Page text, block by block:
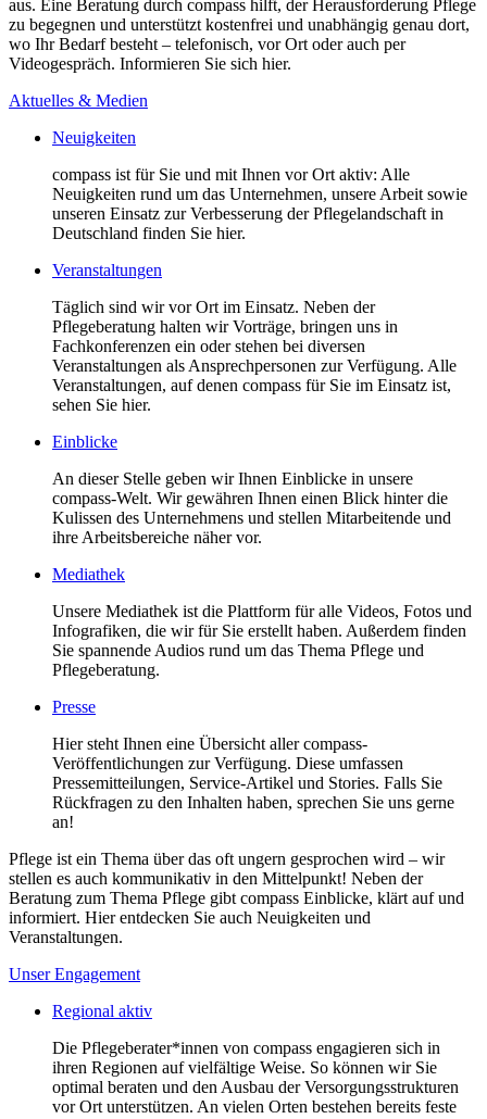
aus. Eine Beratung durch compass hilft, der Herausforderung Pflege
zu begegnen und unterstützt kostenfrei und unabhängig genau dort,
wo Ihr Bedarf besteht – telefonisch, vor Ort oder auch per
Videogespräch. Informieren Sie sich hier.
Aktuelles & Medien
Neuigkeiten
compass ist für Sie und mit Ihnen vor Ort aktiv: Alle
Neuigkeiten rund um das Unternehmen, unsere Arbeit sowie
unseren Einsatz zur Verbesserung der Pflegelandschaft in
Deutschland finden Sie hier.
Veranstaltungen
Täglich sind wir vor Ort im Einsatz. Neben der
Pflegeberatung halten wir Vorträge, bringen uns in
Fachkonferenzen ein oder stehen bei diversen
Veranstaltungen als Ansprechpersonen zur Verfügung. Alle
Veranstaltungen, auf denen compass für Sie im Einsatz ist,
sehen Sie hier.
Einblicke
An dieser Stelle geben wir Ihnen Einblicke in unsere
compass-Welt. Wir gewähren Ihnen einen Blick hinter die
Kulissen des Unternehmens und stellen Mitarbeitende und
ihre Arbeitsbereiche näher vor.
Mediathek
Unsere Mediathek ist die Plattform für alle Videos, Fotos und
Infografiken, die wir für Sie erstellt haben. Außerdem finden
Sie spannende Audios rund um das Thema Pflege und
Pflegeberatung.
Presse
Hier steht Ihnen eine Übersicht aller compass-
Veröffentlichungen zur Verfügung. Diese umfassen
Pressemitteilungen, Service-Artikel und Stories. Falls Sie
Rückfragen zu den Inhalten haben, sprechen Sie uns gerne
an!
Pflege ist ein Thema über das oft ungern gesprochen wird – wir
stellen es auch kommunikativ in den Mittelpunkt! Neben der
Beratung zum Thema Pflege gibt compass Einblicke, klärt auf und
informiert. Hier entdecken Sie auch Neuigkeiten und
Veranstaltungen.
Unser Engagement
Regional aktiv
Die Pflegeberater*innen von compass engagieren sich in
ihren Regionen auf vielfältige Weise. So können wir Sie
optimal beraten und den Ausbau der Versorgungsstrukturen
vor Ort unterstützen. An vielen Orten bestehen bereits feste